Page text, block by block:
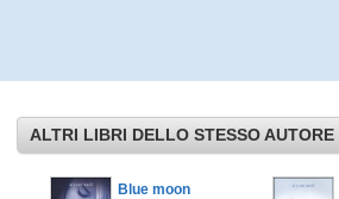
ALTRI LIBRI DELLO STESSO AUTORE
Blue moon